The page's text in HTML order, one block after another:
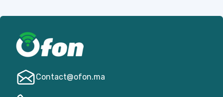
Contact@­ofon.ma